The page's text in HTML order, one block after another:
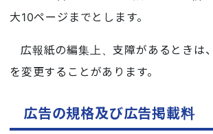
大10ページまでとします。
広報紙の編集上、支障があるときは
を変更することがあります。
広告の規格及び広告掲載料